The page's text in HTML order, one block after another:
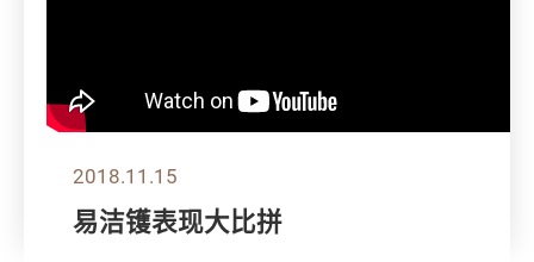
2018.11.15
易洁镬表现大比拼